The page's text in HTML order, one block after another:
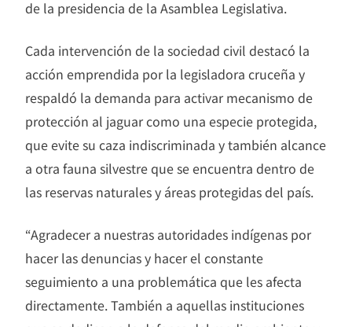
de la presidencia de la Asamblea Legislativa.
Cada intervención de la sociedad civil destacó la
acción emprendida por la legisladora cruceña y
respaldó la demanda para activar mecanismo de
protección al jaguar como una especie protegida,
que evite su caza indiscriminada y también alcance
a otra fauna silvestre que se encuentra dentro de
las reservas naturales y áreas protegidas del país.
“Agradecer a nuestras autoridades indígenas por
hacer las denuncias y hacer el constante
seguimiento a una problemática que les afecta
directamente. También a aquellas instituciones